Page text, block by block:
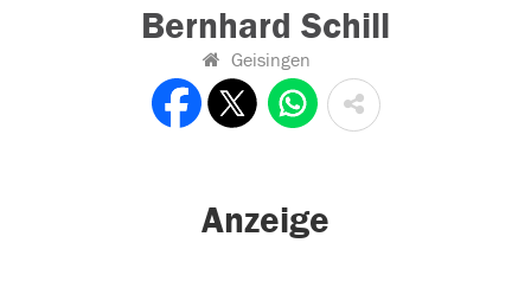
Bernhard Schill
Geisingen
Anzeige